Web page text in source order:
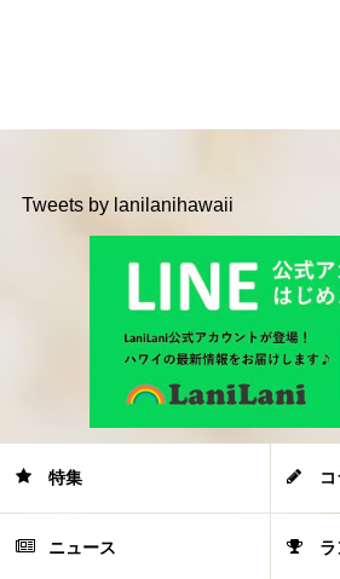
Tweets by lanilanihawaii
特集
ニュース